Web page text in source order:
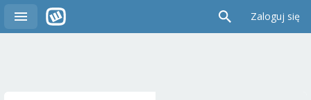
Zaloguj się